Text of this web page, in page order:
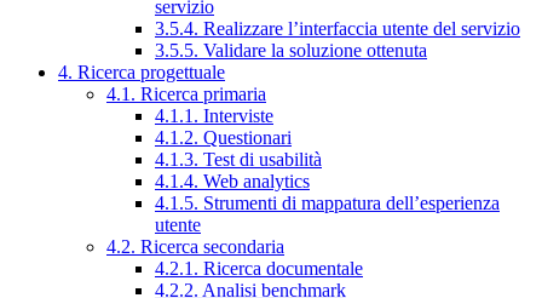
servizio
3.5.4. Realizzare l’interfaccia utente del servizio
3.5.5. Validare la soluzione ottenuta
4. Ricerca progettuale
4.1. Ricerca primaria
4.1.1. Interviste
4.1.2. Questionari
4.1.3. Test di usabilità
4.1.4. Web analytics
4.1.5. Strumenti di mappatura dell’esperienza
utente
4.2. Ricerca secondaria
4.2.1. Ricerca documentale
4.2.2. Analisi benchmark